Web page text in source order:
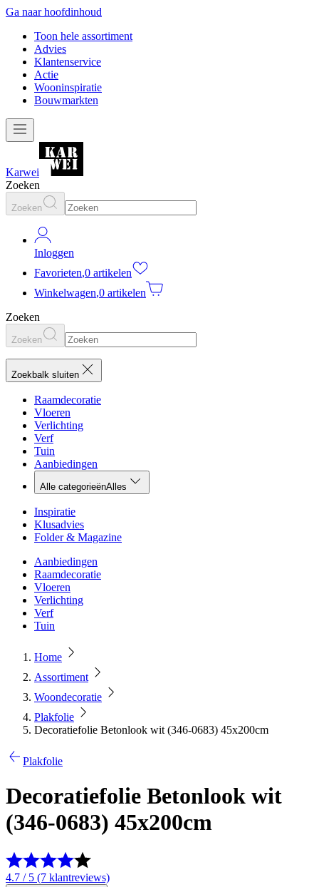
Ga naar hoofdinhoud
Toon hele assortiment
Advies
Klantenservice
Actie
Wooninspiratie
Bouwmarkten
Karwei
Zoeken
Zoeken
Inloggen
Favorieten,0 artikelen
Winkelwagen,0 artikelen
Zoeken
Zoeken
Zoekbalk sluiten
Raamdecoratie
Vloeren
Verlichting
Verf
Tuin
Aanbiedingen
Alle categorieënAlles
Inspiratie
Klusadvies
Folder & Magazine
Aanbiedingen
Raamdecoratie
Vloeren
Verlichting
Verf
Tuin
Home
Assortiment
Woondecoratie
Plakfolie
Decoratiefolie Betonlook wit (346-0683) 45x200cm
Plakfolie
Decoratiefolie Betonlook wit
(346-0683) 45x200cm
4.7 / 5 (7 klantreviews)